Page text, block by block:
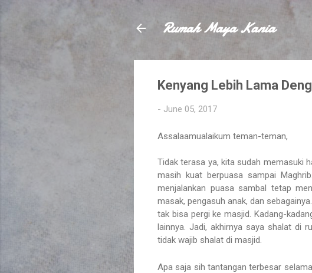
Rumah Maya Kania
Kenyang Lebih Lama
- June 05, 2017
Assalaamualaikum teman-teman,
Tidak terasa ya, kita sudah memasuki
masih kuat berpuasa sampai
menjalankan puasa sambal tetap
masak, pengasuh anak, dan
tak bisa pergi ke masjid. Kadang-
lainnya. Jadi, akhirnya saya shalat di
tidak wajib shalat di masjid.
Apa saja sih tantangan terbesar